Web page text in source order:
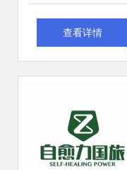
促销海报设计指南
查看详情